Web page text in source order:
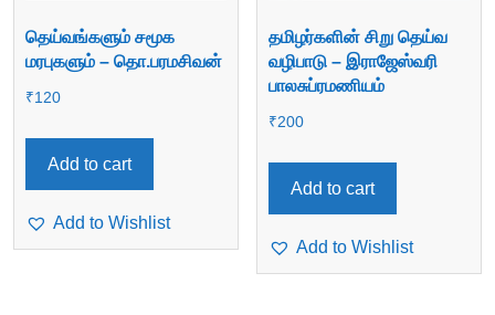
தெய்வங்களும் சமூக
மரபுகளும் – தொ.பரமசிவன்
₹120
Add to cart
Add to Wishlist
தமிழர்களின் சிறு தெய்வ
வழிபாடு – இராஜேஸ்வரி
பாலசுப்ரமணியம்
₹200
Add to cart
Add to Wishlist